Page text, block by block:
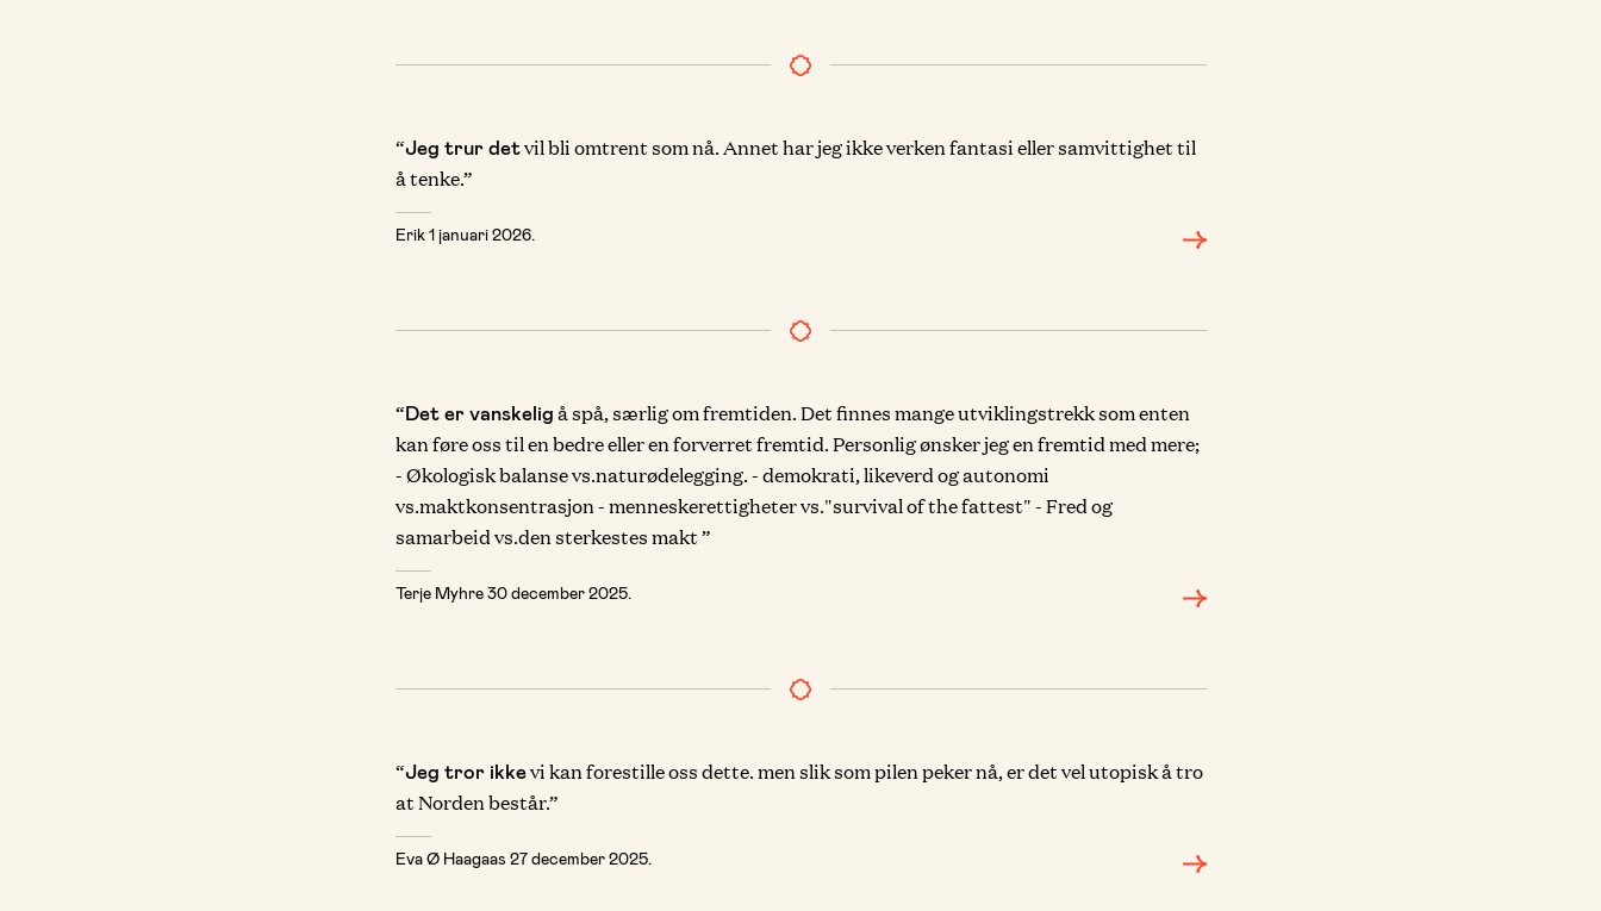
“Jeg trur detvil bli omtrent som nå. Annet har jeg ikke verken fantasi eller samvittighet til
å tenke.”
Erik1 januari 2026.
“Det er vanskelig å spå, særlig om fremtiden. Det finnes mange utviklingstrekk som enten
kan føre oss til en bedre eller en forverret fremtid. Personlig ønsker jeg en fremtid med mere;
- Økologisk balanse vs.naturødelegging. - demokrati, likeverd og autonomi
vs.maktkonsentrasjon - menneskerettigheter vs."survival of the fattest" - Fred og
samarbeid vs.den sterkestes makt ”
Terje Myhre30 december 2025.
“Jeg tror ikkevi kan forestille oss dette. men slik som pilen peker nå, er det vel utopisk å tro
at Norden består.”
Eva Ø Haagaas 27 december 2025.